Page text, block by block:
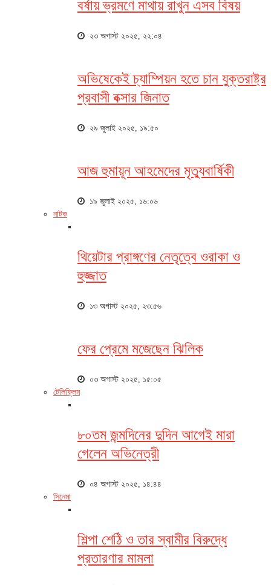
বর্ষায় ভ্রমণে মাথায় রাখুন এসব বিষয়
২৩ অগাস্ট ২০২৫, ২২:০৪
অভিষেকেই চ্যাম্পিয়ন হতে চান যুক্তরাষ্ট্র
প্রবাসী বক্সার জিনাত
২৯ জুলাই ২০২৫, ১৯:৫০
আজ হুমায়ূন আহমেদের মৃত্যুবার্ষিকী
১৯ জুলাই ২০২৫, ১৬:০৬
নাটক
থিয়েটার প্রাঙ্গণের নেতৃত্বে ওরাকা ও
হুজ্জাত
১৩ অগাস্ট ২০২৫, ২৩:৫৬
ফের প্রেমে মজেছেন ঝিলিক
০৩ অগাস্ট ২০২৫, ১৫:০৫
টেলিফ্লিম
৮০তম জন্মদিনের দুদিন আগেই মারা
গেলেন অভিনেত্রী
০৪ অগাস্ট ২০২৫, ১৪:৪৪
সিনেমা
শিল্পা শেঠি ও তার স্বামীর বিরুদ্ধে
প্রতারণার মামলা